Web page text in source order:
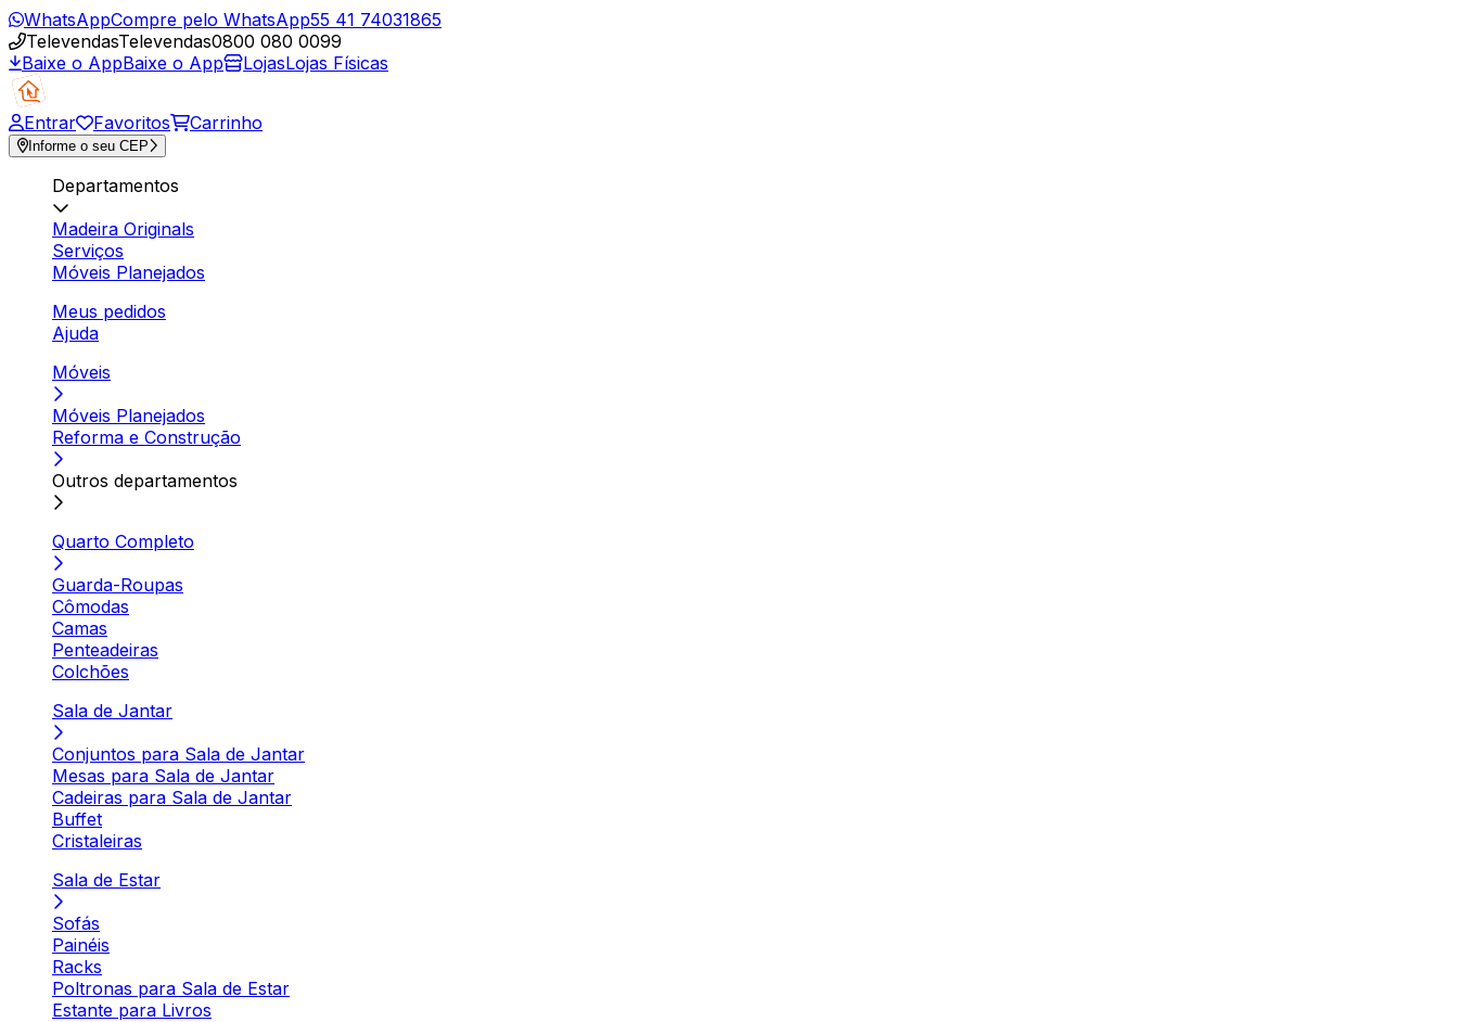
WhatsAppCompre pelo WhatsApp55 41 74031865
TelevendasTelevendas0800 080 0099
Baixe o AppBaixe o App LojasLojas Físicas
Entrar Favoritos Carrinho
Informe o seu CEP
Departamentos
Madeira Originals
Serviços
Móveis Planejados
Meus pedidos
Ajuda
Móveis
Móveis Planejados
Reforma e Construção
Outros departamentos
Quarto Completo
Guarda-Roupas
Cômodas
Camas
Penteadeiras
Colchões
Sala de Jantar
Conjuntos para Sala de Jantar
Mesas para Sala de Jantar
Cadeiras para Sala de Jantar
Buffet
Cristaleiras
Sala de Estar
Sofás
Painéis
Racks
Poltronas para Sala de Estar
Estante para Livros